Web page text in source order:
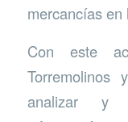
mercancías en
Con este
Torremolinos
analizar y